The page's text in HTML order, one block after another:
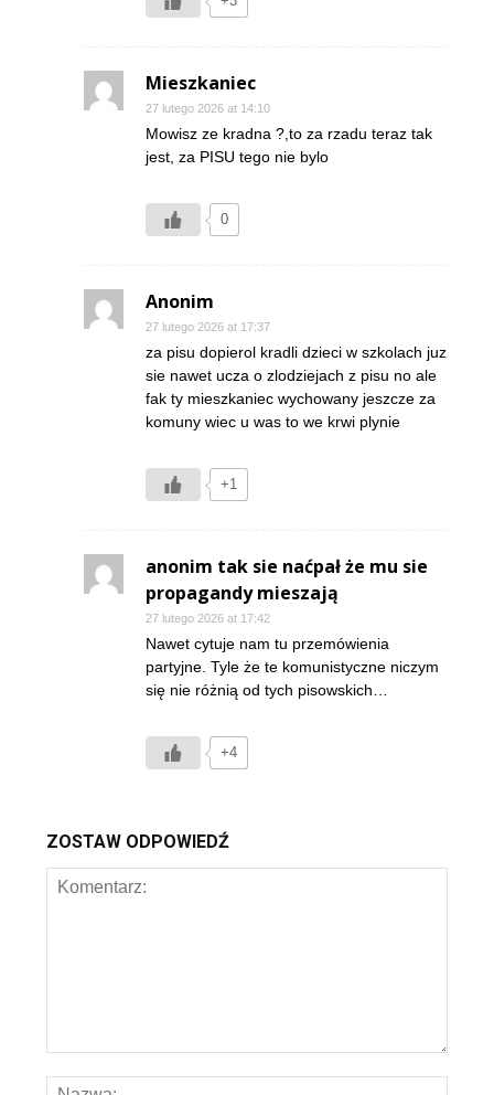
Mieszkaniec
27 lutego 2026 at 14:10
Mowisz ze kradna ?,to za rzadu teraz tak
jest, za PISU tego nie bylo
0
Anonim
27 lutego 2026 at 17:37
za pisu dopierol kradli dzieci w szkolach juz
sie nawet ucza o zlodziejach z pisu no ale
fak ty mieszkaniec wychowany jeszcze za
komuny wiec u was to we krwi plynie
+1
anonim tak sie naćpał że mu sie
propagandy mieszają
27 lutego 2026 at 17:42
Nawet cytuje nam tu przemówienia
partyjne. Tyle że te komunistyczne niczym
się nie różnią od tych pisowskich…
+4
ZOSTAW ODPOWIEDŹ